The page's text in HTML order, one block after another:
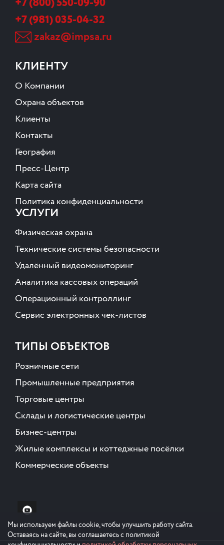
+7 (981) 035-04-32
zakaz@impsa.ru
КЛИЕНТУ
О Компании
Охрана объектов
Клиенты
Контакты
География
Пресс-Центр
Карта сайта
Политика конфиденциальности
УСЛУГИ
Физическая охрана
Технические системы безопасности
Удалённый видеомониторинг
Аналитика кассовых операций
Операционный контроллинг
Сервис электронных чек-листов
ТИПЫ ОБЪЕКТОВ
Розничные сети
Промышленные предприятия
Торговые центры
Склады и логистические центры
Бизнес-центры
Жилые комплексы и коттеджные посёлки
Коммерческие объекты
Мы используем файлы cookie, чтобы улучшить работу сайта.
Оставаясь на сайте, вы соглашаетесь с политикой